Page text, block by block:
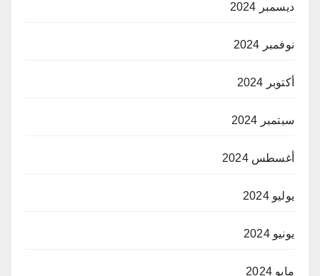
ديسمبر 2024
نوفمبر 2024
أكتوبر 2024
سبتمبر 2024
أغسطس 2024
يوليو 2024
يونيو 2024
مايو 2024